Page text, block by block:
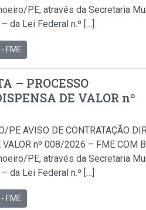
PE, através da Secretaria
da Lei Federal n.º […]
FME
– PROCESSO
DE VALOR nº
AVISO DE CONTRATAÇÃO
nº 008/2026 – FME COM
PE, através da Secretaria
da Lei Federal n.º […]
FME